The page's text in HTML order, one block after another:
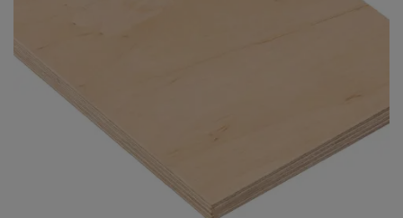
Metsä Wood Granit
Metsä Wood Integra
Metsä Wood KingSize
Metsä Wood Laser